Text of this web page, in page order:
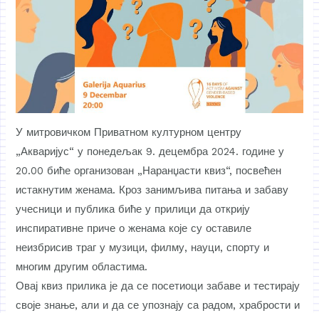
У митровичком Приватном културном центру
„Акваријус“ у понедељак 9. децембра 2024. године у
20.00 биће организован „Наранџасти квиз“, посвећен
истакнутим женама. Кроз занимљива питања и забаву
учесници и публика биће у прилици да открију
инспиративне приче о женама које су оставиле
неизбрисив траг у музици, филму, науци, спорту и
многим другим областима.
Овај квиз прилика је да се посетиоци забаве и тестирају
своје знање, али и да се упознају са радом, храбрости и